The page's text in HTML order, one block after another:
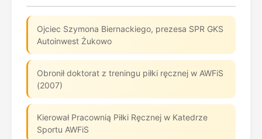
Ojciec Szymona Biernackiego, prezesa SPR GKS
Autoinwest Żukowo
Obronił doktorat z treningu piłki ręcznej w AWFiS
(2007)
Kierował Pracownią Piłki Ręcznej w Katedrze
Sportu AWFiS